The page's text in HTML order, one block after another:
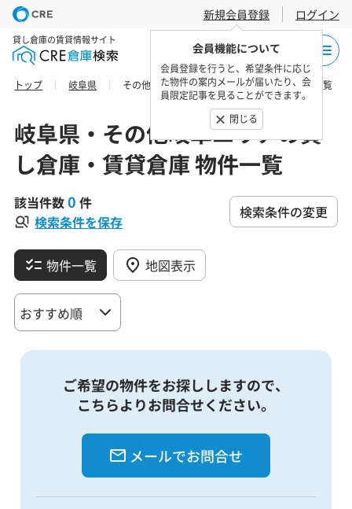
新規会員登録
会員機能について
会員登録を行うと、希望条件に応じ
た物件の案内メールが届いたり、会
員限定記事を見ることができます。
閉じる
ログイン
貸し倉庫の賃貸情報サイト
トップ 岐阜県 その他岐阜エリアの貸し倉庫・賃貸倉庫 物件一覧
岐阜県・その他岐阜エリアの貸
し倉庫・賃貸倉庫 物件一覧
該当件数0 件
検索条件を保存
検索条件の変更
物件一覧 地図表示
ご希望の物件をお探ししますので、
こちらよりお問合せください。
メールでお問合せ